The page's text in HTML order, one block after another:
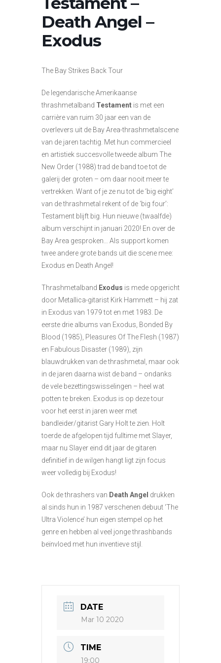
Death Angel –
Exodus
The Bay Strikes Back Tour
De legendarische Amerikaanse
thrashmetalband Testament is met een
carrière van ruim 30 jaar een van de
overlevers uit de Bay Area-thrashmetalscene
van de jaren tachtig. Met hun commercieel
en artistiek succesvolle tweede album The
New Order (1988) trad de band toe tot de
galerij der groten – om daar nooit meer te
vertrekken. Want of je ze nu tot de ‘big eight’
van de thrashmetal rekent of de ‘big four’:
Testament blijft big. Hun nieuwe (twaalfde)
album verschijnt in januari 2020! En over de
Bay Area gesproken… Als support komen
twee andere grote bands uit die scene mee:
Exodus en Death Angel!
Thrashmetalband Exodus is mede opgericht
door Metallica-gitarist Kirk Hammett – hij zat
in Exodus van 1979 tot en met 1983. De
eerste drie albums van Exodus, Bonded By
Blood (1985), Pleasures Of The Flesh (1987)
en Fabulous Disaster (1989), zijn
blauwdrukken van de thrashmetal, maar ook
in de jaren daarna wist de band – ondanks
de vele bezettingswisselingen – heel wat
potten te breken. Exodus is op deze tour
voor het eerst in jaren weer met
bandleider/gitarist Gary Holt te zien. Holt
toerde de afgelopen tijd fulltime met Slayer,
maar nu Slayer eind dit jaar de gitaren
definitief in de wilgen hangt ligt zijn focus
weer volledig bij Exodus!
Ook de thrashers van Death Angel drukken
al sinds hun in 1987 verschenen debuut ‘The
Ultra Violence’ hun eigen stempel op het
genre en hebben al veel jonge thrashbands
beïnvloed met hun inventieve stijl.
DATE
Mar 10 2020
TIME
19:00